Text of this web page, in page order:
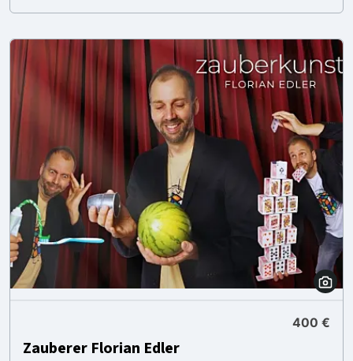
400 €
Zauberer Florian Edler